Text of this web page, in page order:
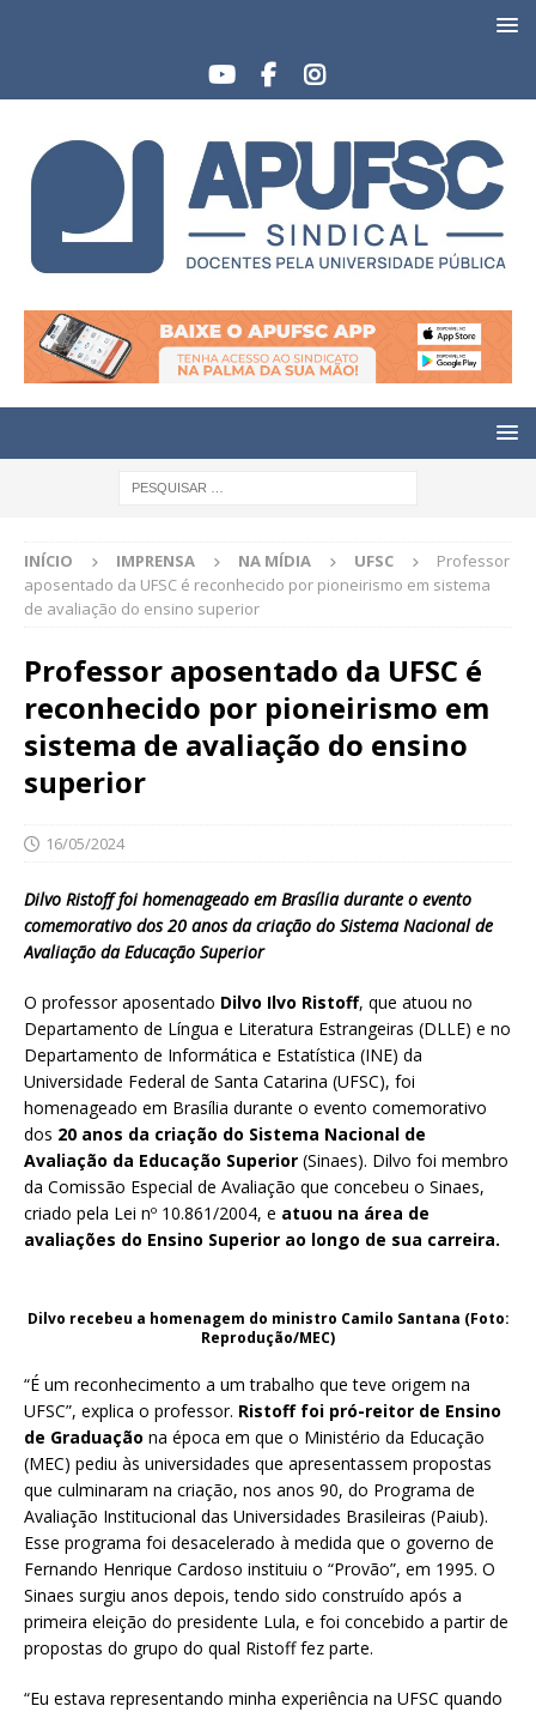
INÍCIO IMPRENSA NA MÍDIA UFSC
Professor
aposentado da UFSC é reconhecido por pioneirismo em sistema
de avaliação do ensino superior
Professor aposentado da UFSC é
reconhecido por pioneirismo em
sistema de avaliação do ensino
superior
16/05/2024
Dilvo Ristoff foi homenageado em Brasília durante o evento
comemorativo dos 20 anos da criação do Sistema Nacional de
Avaliação da Educação Superior
O professor aposentado Dilvo Ilvo Ristoff, que atuou no
Departamento de Língua e Literatura Estrangeiras (DLLE) e no
Departamento de Informática e Estatística (INE) da
Universidade Federal de Santa Catarina (UFSC), foi
homenageado em Brasília durante o evento comemorativo
dos 20 anos da criação do Sistema Nacional de
Avaliação da Educação Superior (Sinaes). Dilvo foi membro
da Comissão Especial de Avaliação que concebeu o Sinaes,
criado pela Lei nº 10.861/2004, e atuou na área de
avaliações do Ensino Superior ao longo de sua carreira.
Dilvo recebeu a homenagem do ministro Camilo Santana (Foto:
Reprodução/MEC)
“É um reconhecimento a um trabalho que teve origem na
UFSC”, explica o professor. Ristoff foi pró-reitor de Ensino
de Graduação na época em que o Ministério da Educação
(MEC) pediu às universidades que apresentassem propostas
que culminaram na criação, nos anos 90, do Programa de
Avaliação Institucional das Universidades Brasileiras (Paiub).
Esse programa foi desacelerado à medida que o governo de
Fernando Henrique Cardoso instituiu o “Provão”, em 1995. O
Sinaes surgiu anos depois, tendo sido construído após a
primeira eleição do presidente Lula, e foi concebido a partir de
propostas do grupo do qual Ristoff fez parte.
“Eu estava representando minha experiência na UFSC quando